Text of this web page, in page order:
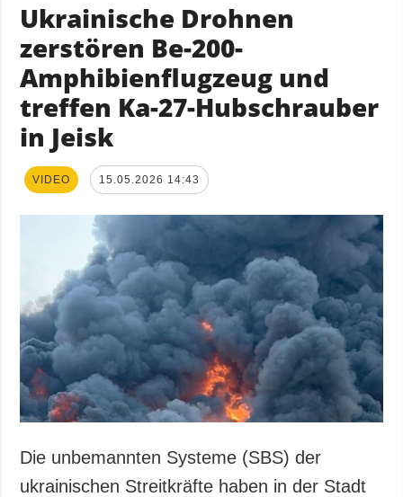
Ukrainische Drohnen
zerstören Be-200-
Amphibienflugzeug und
treffen Ka-27-Hubschrauber
in Jeisk
VIDEO 15.05.2026 14:43
Die unbemannten Systeme (SBS) der
ukrainischen Streitkräfte haben in der Stadt